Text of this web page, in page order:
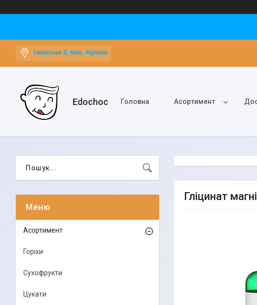
Ізюмська 5, Київ, Україна
Edochoс Головна Асортимент
Гліцинат
Асортимент
Горіхи
Сухофрукти
Цукати